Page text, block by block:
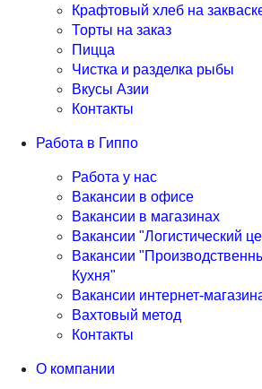
Крафтовый хлеб на
Торты на заказ
Пицца
Чистка и разделка рыбы
Вкусы Азии
Контакты
Работа в Гиппо
Работа у нас
Вакансии в офисе
Вакансии в магазинах
Вакансии "Логистический
Вакансии
Кухня"
Вакансии интернет-
Вахтовый метод
Контакты
О компании